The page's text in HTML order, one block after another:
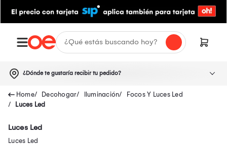
¿Dónde te gustaría recibir tu pedido?
Decohogar Iluminación
Focos Y Luces Led
Luces Led
Luces Led
Luces Led